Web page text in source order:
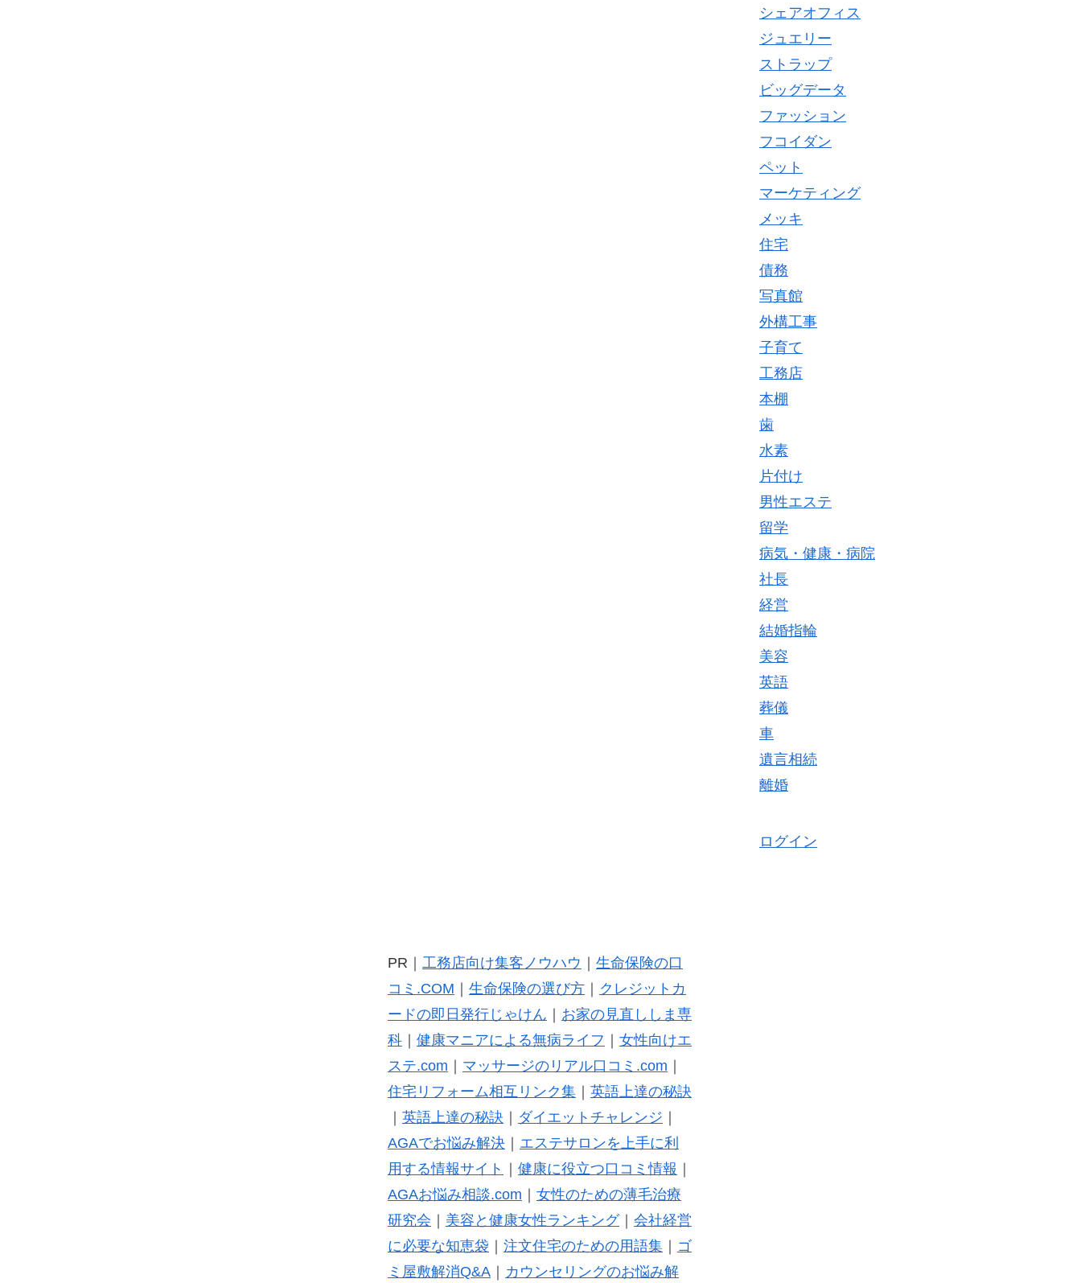
シェアオフィス
ジュエリー
ストラップ
ビッグデータ
ファッション
フコイダン
ペット
マーケティング
メッキ
住宅
債務
写真館
外構工事
子育て
工務店
本棚
歯
水素
片付け
男性エステ
留学
病気・健康・病院
社長
経営
結婚指輪
美容
英語
葬儀
車
遺言相続
離婚
ログイン
PR｜ 工務店向け集客ノウハウ
生命保険の口
コミ.COM
生命保険の選び方｜
クレジットカ
ードの即日発行じゃけん
お家の見直ししま専
科｜ 健康マニアによる無病ライフ
女性向けエ
ステ.com
マッサージのリアル口コミ.com
住宅リフォーム相互リンク集｜ 英語上達の秘訣
英語上達の秘訣 ダイエットチャレンジ
AGAでお悩み解決｜ エステサロンを上手に利
用する情報サイト
健康に役立つ口コミ情報
AGAお悩み相談.com
女性のための薄毛治療
研究会
美容と健康女性ランキング｜ 会社経営
に必要な知恵袋
注文住宅のための用語集｜
ゴ
ミ屋敷解消Q&A｜ カウンセリングのお悩み解